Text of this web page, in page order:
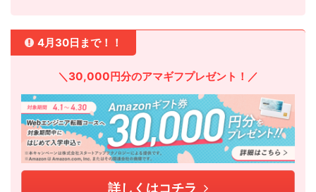
4月30日まで！！
＼30,000円分のアマギフプレゼント！／
詳しくはコチラ